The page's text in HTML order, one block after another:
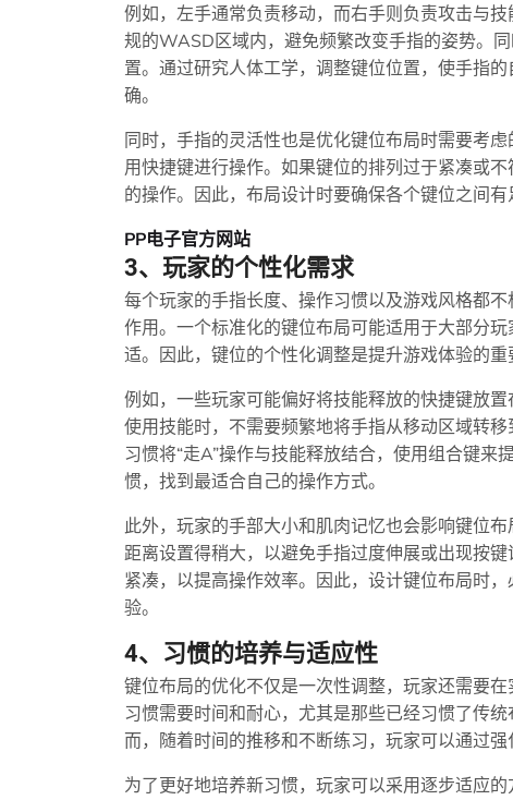
例如，左手通常负责移动，而右手则负责攻击与
规的WASD区域内，避免频繁改变手指的姿势。
置。通过研究人体工学，调整键位位置，使手指
确。
同时，手指的灵活性也是优化键位布局时需要考
用快捷键进行操作。如果键位的排列过于紧凑或
的操作。因此，布局设计时要确保各个键位之间
PP电子官方网站
3、玩家的个性化需求
每个玩家的手指长度、操作习惯以及游戏风格都
作用。一个标准化的键位布局可能适用于大部分
适。因此，键位的个性化调整是提升游戏体验的重
例如，一些玩家可能偏好将技能释放的快捷键放
使用技能时，不需要频繁地将手指从移动区域转
习惯将“走A”操作与技能释放结合，使用组合键
惯，找到最适合自己的操作方式。
此外，玩家的手部大小和肌肉记忆也会影响键位
距离设置得稍大，以避免手指过度伸展或出现按
紧凑，以提高操作效率。因此，设计键位布局时
验。
4、习惯的培养与适应性
键位布局的优化不仅是一次性调整，玩家还需要
习惯需要时间和耐心，尤其是那些已经习惯了传
而，随着时间的推移和不断练习，玩家可以通过
为了更好地培养新习惯，玩家可以采用逐步适应